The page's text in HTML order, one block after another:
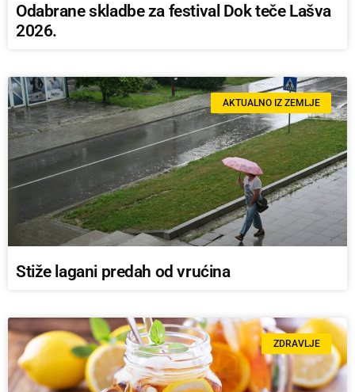
Odabrane skladbe za festival Dok teče Lašva
2026.
AKTUALNO IZ ZEMLJE
Stiže lagani predah od vrućina
ZDRAVLJE